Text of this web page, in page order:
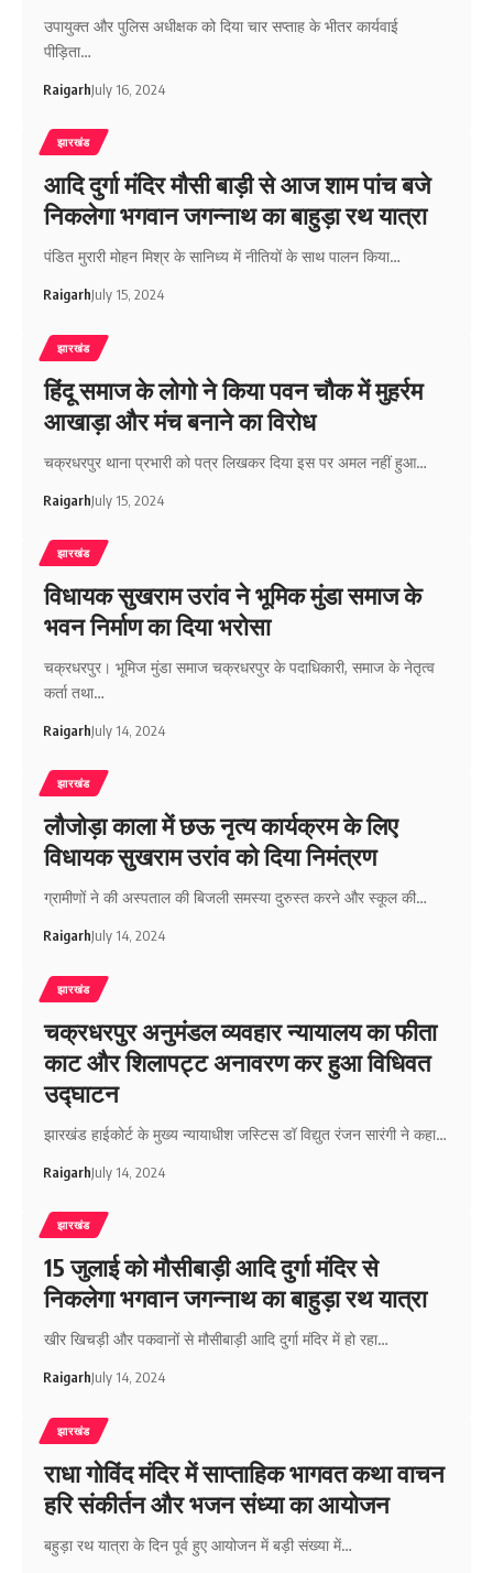
उपायुक्त और पुलिस अधीक्षक को दिया चार सप्ताह के भीतर कार्यवाई
पीड़िता…
RaigarhJuly 16, 2024
झारखंड
आदि दुर्गा मंदिर मौसी बाड़ी से आज शाम पांच बजे
निकलेगा भगवान जगन्नाथ का बाहुड़ा रथ यात्रा
पंडित मुरारी मोहन मिश्र के सानिध्य में नीतियों के साथ पालन किया…
RaigarhJuly 15, 2024
झारखंड
हिंदू समाज के लोगो ने किया पवन चौक में मुहर्रम
आखाड़ा और मंच बनाने का विरोध
चक्रधरपुर थाना प्रभारी को पत्र लिखकर दिया इस पर अमल नहीं हुआ…
RaigarhJuly 15, 2024
झारखंड
विधायक सुखराम उरांव ने भूमिक मुंडा समाज के
भवन निर्माण का दिया भरोसा
चक्रधरपुर। भूमिज मुंडा समाज चक्रधरपुर के पदाधिकारी, समाज के नेतृत्व
कर्ता तथा…
RaigarhJuly 14, 2024
झारखंड
लौजोड़ा काला में छऊ नृत्य कार्यक्रम के लिए
विधायक सुखराम उरांव को दिया निमंत्रण
ग्रामीणों ने की अस्पताल की बिजली समस्या दुरुस्त करने और स्कूल की…
RaigarhJuly 14, 2024
झारखंड
चक्रधरपुर अनुमंडल व्यवहार न्यायालय का फीता
काट और शिलापट्ट अनावरण कर हुआ विधिवत
उद्घाटन
झारखंड हाईकोर्ट के मुख्य न्यायाधीश जस्टिस डॉ विद्युत रंजन सारंगी ने कहा…
RaigarhJuly 14, 2024
झारखंड
15 जुलाई को मौसीबाड़ी आदि दुर्गा मंदिर से
निकलेगा भगवान जगन्नाथ का बाहुड़ा रथ यात्रा
खीर खिचड़ी और पकवानों से मौसीबाड़ी आदि दुर्गा मंदिर में हो रहा…
RaigarhJuly 14, 2024
झारखंड
राधा गोविंद मंदिर में साप्ताहिक भागवत कथा वाचन
हरि संकीर्तन और भजन संध्या का आयोजन
बहुड़ा रथ यात्रा के दिन पूर्व हुए आयोजन में बड़ी संख्या में…